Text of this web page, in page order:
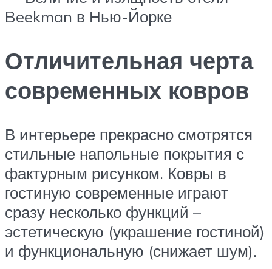
Beekman в Нью-Йорке
Отличительная черта
современных ковров
В интерьере прекрасно смотрятся
стильные напольные покрытия с
фактурным рисунком. Ковры в
гостиную современные играют
сразу несколько функций –
эстетическую (украшение гостиной)
и функциональную (снижает шум).